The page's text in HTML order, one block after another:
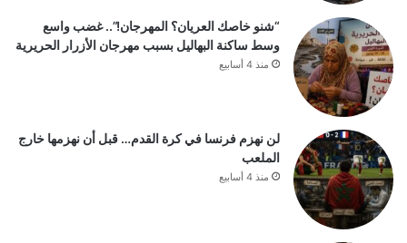
“شنو خاصك العريان؟ المهرجان!”.. غضب واسع
وسط ساكنة البهاليل بسبب مهرجان الأزرار الحريرية
منذ 4 أسابيع
لن نهزم فرنسا في كرة القدم… قبل أن نهزمها خارج
الملعب
منذ 4 أسابيع